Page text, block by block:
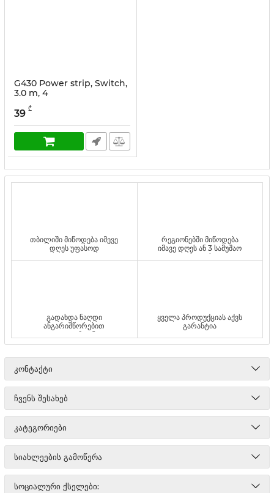
G430 Power strip, Switch,
3.0 m, 4
39 ₾
თბილიში მიწოდება იმევე
დღეს უფასოდ
რეგიონებში მიწოდება
იმავე დღეს ან 3 სამუშაო
დღეს უფასოდ
გადახდა ნაღდი
ანგარიშწორებით
ადგილზე ან
გადმორიცხვით
ყველა პროდუქციას აქვს
გარანტია
ᲙᲝᲜᲢᲐᲥᲢᲘ
ᲩᲕᲔᲜᲡ ᲨᲔᲡᲐᲮᲔᲑ
ᲙᲐᲢᲔᲒᲝᲠᲘᲔᲑᲘ
ᲡᲘᲐᲮᲚᲔᲔᲑᲘᲡ ᲒᲐᲛᲝᲬᲔᲠᲐ
ᲡᲝᲪᲘᲐᲚᲣᲠᲘ ᲥᲡᲔᲚᲔᲑᲘ: